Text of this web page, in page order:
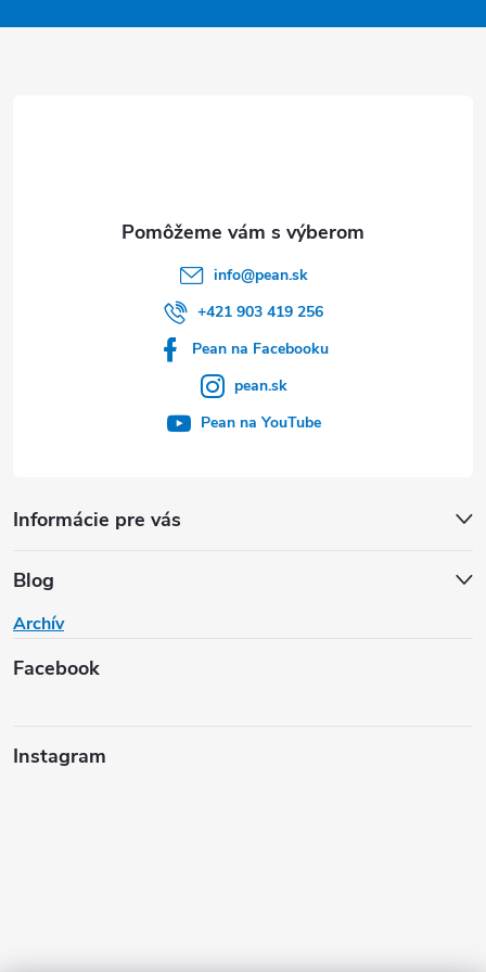
Informácie pre vás
Blog
Archív
Facebook
info@pean.sk
+421 903 419 256
Pean na Facebooku
pean.sk
Pean na YouTube
Instagram